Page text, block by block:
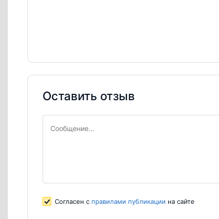
Оставить отзыв
Согласен с правилами публикации на сайте